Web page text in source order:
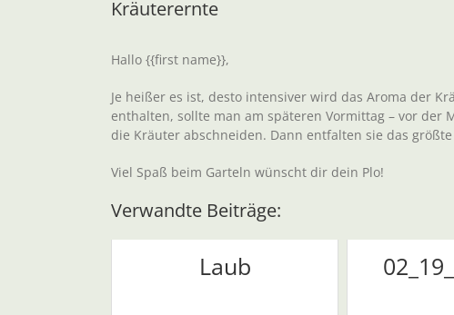
Kräuterernte
Hallo {{first name}},
Je heißer es ist, desto intensiver wird das Aroma der
enthalten, sollte man am späteren Vormittag – vor der
die Kräuter abschneiden. Dann entfalten sie das größte
Viel Spaß beim Garteln wünscht dir dein Plo!
Verwandte Beiträge:
Laub